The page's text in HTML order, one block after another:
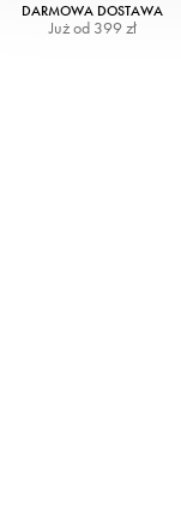
DARMOWA DOSTAWA
Już od 399 zł